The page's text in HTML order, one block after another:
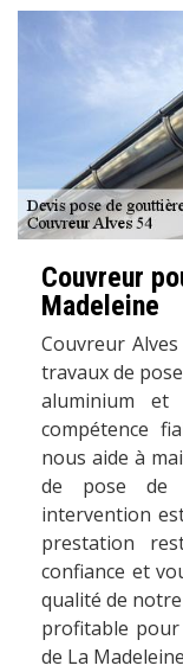
Couvreur
Madeleine
Couvreur
travaux de
aluminium et
compétence
nous aide à
de pose de
intervention
prestation
confiance et
qualité de
profitable pour
de La